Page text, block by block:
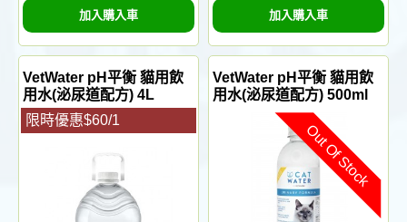
加入購入車 加入購入車
VetWater pH平衡 貓用飲
用水(泌尿道配方) 4L
限時優惠$60/1
VetWater pH平衡 貓用飲
用水(泌尿道配方) 500ml
Out Of Stock